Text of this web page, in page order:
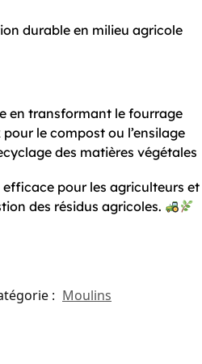
durable en milieu agricole
en transformant le fourrage
le compost ou l’ensilage
des matières végétales
pour les agriculteurs
des résidus agricoles.
: Moulins